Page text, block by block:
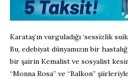
Karataş’ın vurguladığı ‘sessizlik
Bu, edebiyat dünyamızın bir
bir şairin Kemalist ve sosyalist
“Monna Rosa” ve “Balkon”